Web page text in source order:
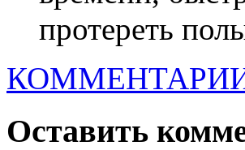
протереть
Оставить